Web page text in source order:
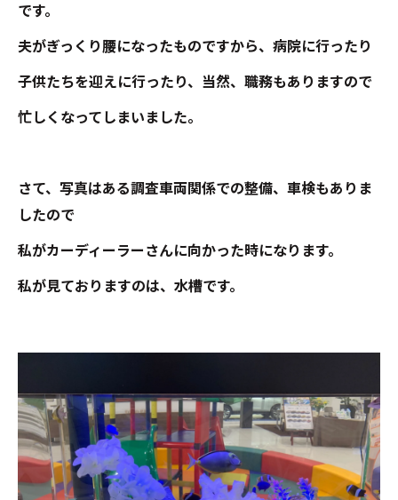
です。
夫がぎっくり腰になったものですから、病院に行ったり
子供たちを迎えに行ったり、当然、職務もありますので
忙しくなってしまいました。
さて、写真はある調査車両関係での整備、車検もありま
したので
私がカーディーラーさんに向かった時になります。
私が見ておりますのは、水槽です。